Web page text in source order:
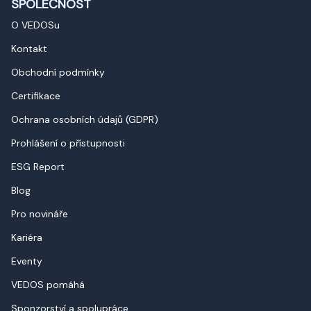
SPOLEČNOST
O VEDOSu
Kontakt
Obchodní podmínky
Certifikace
Ochrana osobních údajů (GDPR)
Prohlášení o přístupnosti
ESG Report
Blog
Pro novináře
Kariéra
Eventy
VEDOS pomáhá